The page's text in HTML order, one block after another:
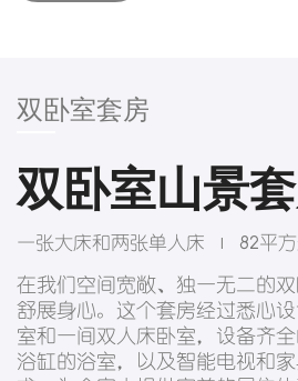
双卧室套房
双卧室山景
一张大床和两张单人床 | 82平
在我们空间宽敞、独一无二的
舒展身心。这个套房经过悉心
室和一间双人床卧室，设备齐
浴缸的浴室，以及智能电视和